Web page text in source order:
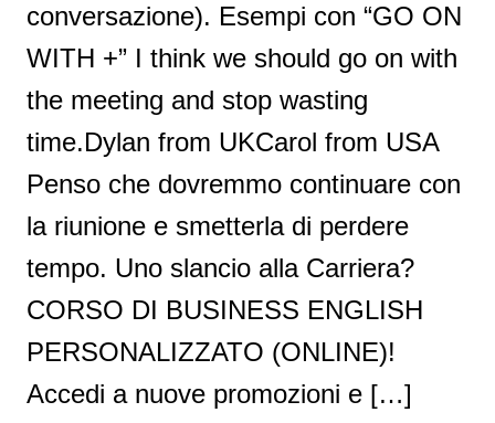
conversazione). Esempi con “GO ON
WITH +” I think we should go on with
the meeting and stop wasting
time.Dylan from UKCarol from USA
Penso che dovremmo continuare con
la riunione e smetterla di perdere
tempo. Uno slancio alla Carriera?
CORSO DI BUSINESS ENGLISH
PERSONALIZZATO (ONLINE)!
Accedi a nuove promozioni e […]